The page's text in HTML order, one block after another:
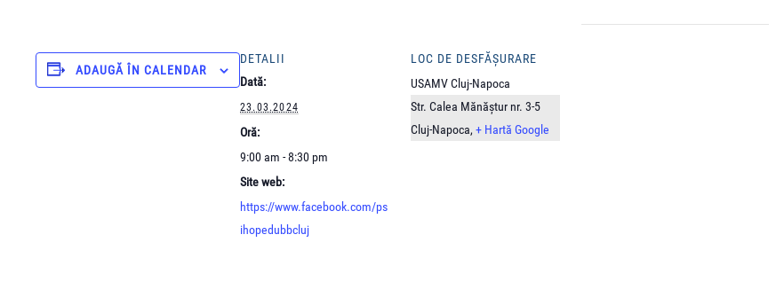
ADAUGĂ ÎN CALENDAR
DETALII
Dată:
23.03.2024
Oră:
9:00 am - 8:30 pm
Site web:
https://www.facebook.com/ps
ihopedubbcluj
LOC DE DESFĂȘURARE
USAMV Cluj-Napoca
Str. Calea Mănăștur nr. 3-5
Cluj-Napoca, + Hartă Google